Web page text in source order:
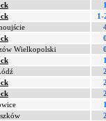
1-
Wielkopolski